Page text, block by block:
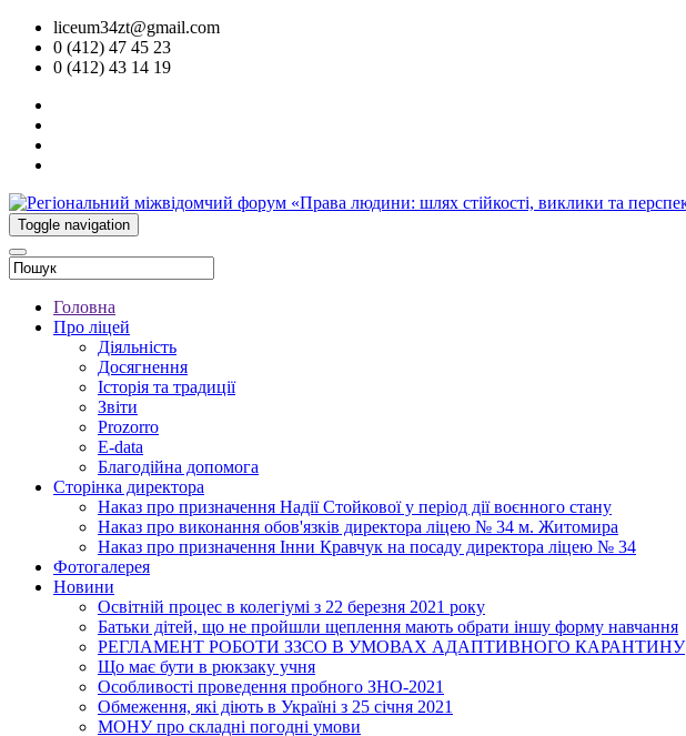
liceum34zt@gmail.com
0 (412) 47 45 23
0 (412) 43 14 19
Toggle navigation
Головна
Про ліцей
Діяльність
Досягнення
Історія та традиції
Звіти
Prozorro
E-data
Благодійна допомога
Сторінка директора
Наказ про призначення Надії Стойкової у період дії воєнного стану
Наказ про виконання обов'язків директора ліцею № 34 м. Житомира
Наказ про призначення Інни Кравчук на посаду директора ліцею № 34
Фотогалерея
Новини
Освітній процес в колегіумі з 22 березня 2021 року
Батьки дітей, що не пройшли щеплення мають обрати іншу форму навчання
РЕГЛАМЕНТ РОБОТИ ЗЗСО В УМОВАХ АДАПТИВНОГО КАРАНТИНУ
Що має бути в рюкзаку учня
Особливості проведення пробного ЗНО-2021
Обмеження, які діють в Україні з 25 січня 2021
МОНУ про складні погодні умови